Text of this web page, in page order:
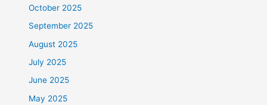
October 2025
September 2025
August 2025
July 2025
June 2025
May 2025